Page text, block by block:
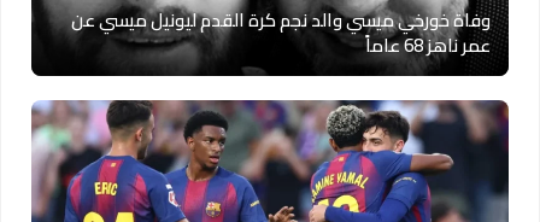
وفاة خورخي ميسي والد نجم كرة القدم ليونيل ميسي عن
عمر ناهز 68 عاماً